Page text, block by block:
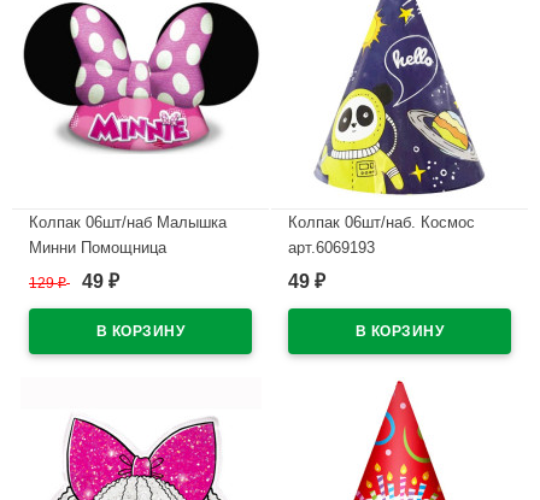
Колпак 06шт/наб Малышка
Минни Помощница
арт.4878729
129₽ 49 ₽
Колпак 06шт/наб. Космос
арт.6069193
В наличии
49 ₽